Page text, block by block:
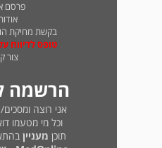
פרסם
בקשת מחיקת
טופס לדיווח
צור
הרשמה
אני רוצה
וכל מי מטעמו
תוכן מעניין